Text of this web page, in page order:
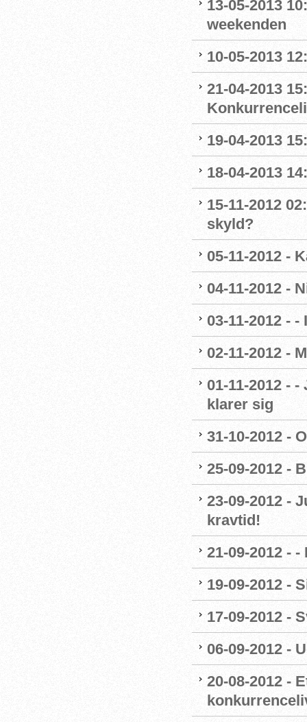
13-05-2013
weekenden
10-05-2013
21-04-2013
19-04-2013
18-04-2013
15-11-2012
skyld?
05-11-2012 -
04-11-2012 -
03-11-2012 -
02-11-2012 -
01-11-2012 -
klarer sig
31-10-2012 -
25-09-2012 -
23-09-2012 -
kravtid!
21-09-2012 -
19-09-2012 -
17-09-2012 -
06-09-2012 -
20-08-2012 -